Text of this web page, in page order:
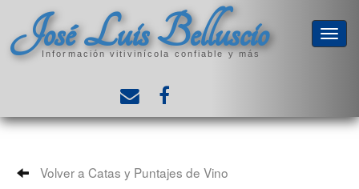
José Luis Belluscio
Información vitivinícola confiable y más
Volver a Catas y Puntajes de Vino